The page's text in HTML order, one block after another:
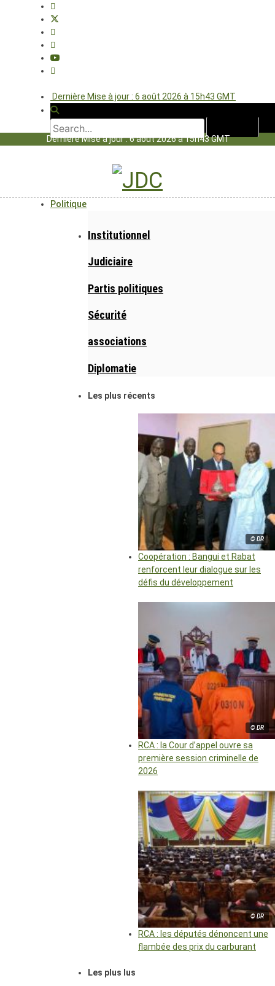
Dernière Mise à jour : 6 août 2026 à 15h43 GMT
Dernière Mise à jour : 6 août 2026 à 15h43 GMT
Politique
Institutionnel
Judiciaire
Partis politiques
Sécurité
associations
Diplomatie
Les plus récents
© DR
Coopération : Bangui et Rabat
renforcent leur dialogue sur les
défis du développement
© DR
RCA : la Cour d’appel ouvre sa
première session criminelle de
2026
© DR
RCA : les députés dénoncent une
flambée des prix du carburant
Les plus lus